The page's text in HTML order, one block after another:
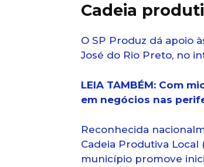
Cadeia
O SP Produz dá apoio
José do Rio Preto, no
LEIA TAMBÉM: Com
em negócios nas
Reconhecida
Cadeia Produtiva
município promove